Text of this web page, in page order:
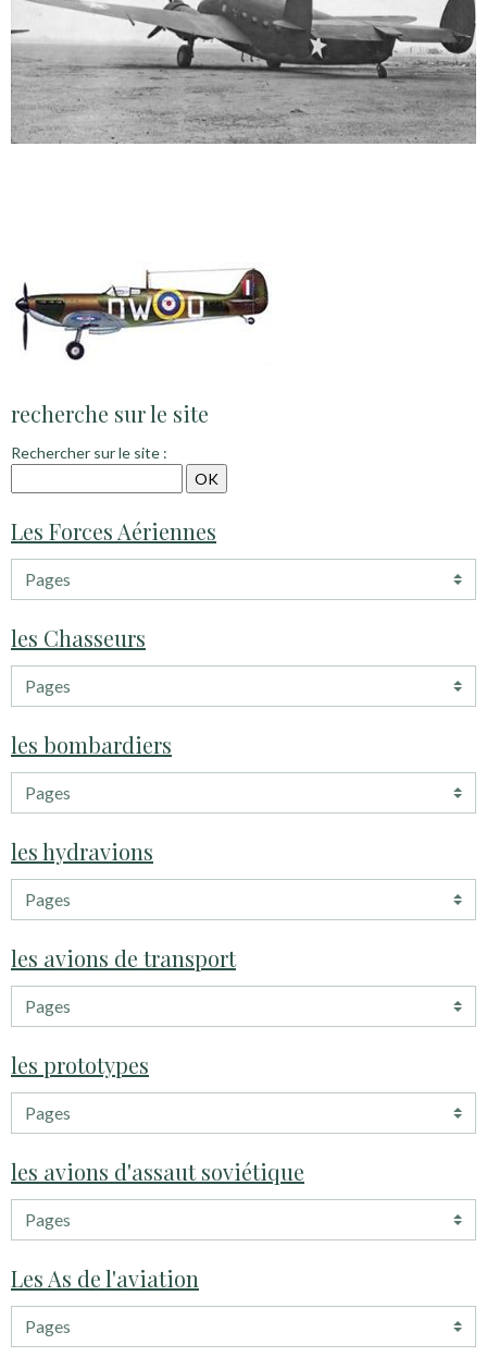
recherche sur le site
Rechercher sur le site :
Les Forces Aériennes
les Chasseurs
les bombardiers
les hydravions
les avions de transport
les prototypes
les avions d'assaut soviétique
Les As de l'aviation